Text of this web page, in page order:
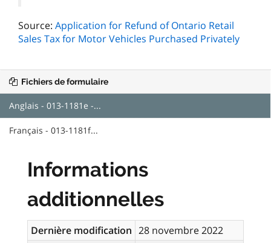
Source: Application for Refund of Ontario Retail
Sales Tax for Motor Vehicles Purchased Privately
Fichiers de formulaire
Anglais - 013-1181e -...
Français - 013-1181f...
Informations
additionnelles
Dernière modification 28 novembre 2022